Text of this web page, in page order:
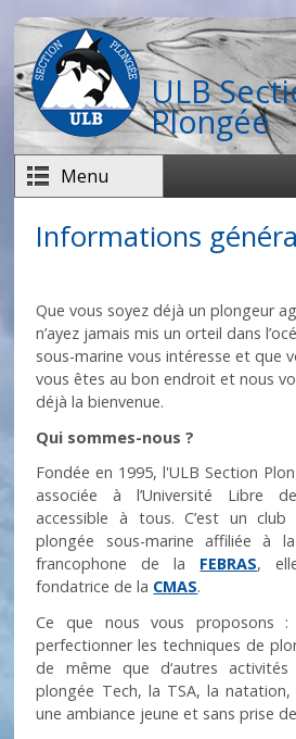
Aller au contenu principal
ULB
Plongée
Menu
Informations
Que vous soyez déjà un plongeur
n’ayez jamais mis un orteil dans
sous-marine vous intéresse et que
vous êtes au bon endroit et nous
déjà la bienvenue.
Qui sommes-nous ?
Fondée en 1995, l'ULB Section
associée à l’Université Libre
accessible à tous. C’est un
plongée sous-marine affiliée à la
francophone de la FEBRAS,
fondatrice de la CMAS.
Ce que nous vous proposons :
perfectionner les techniques de
de même que d‘autres activités
plongée Tech, la TSA, la
une ambiance jeune et sans prise